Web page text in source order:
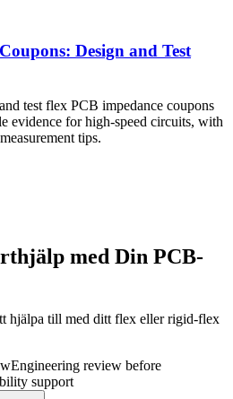
Design and Test
test flex PCB impedance coupons
evidence for high-speed circuits, with
tips.
med Din PCB-
hjälpa till med ditt flex eller rigid-flex
Engineering review before
support